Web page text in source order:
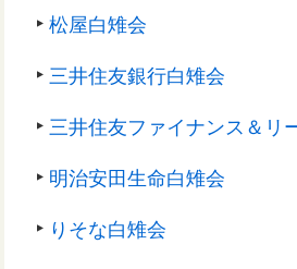
松屋白雉会
三井住友銀行白雉会
三井住友ファイナンス＆リ
明治安田生命白雉会
りそな白雉会